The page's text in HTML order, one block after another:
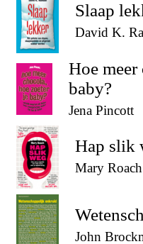
Slaap
David K.
Hoe meer
baby?
Jena Pincott
Hap slik
Mary Roach
John